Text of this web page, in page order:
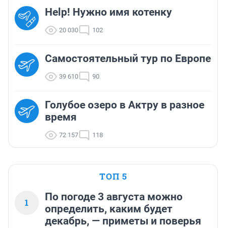
Help! Нужно имя котенку
20 030 102
Самостоятельный тур по Европе
39 610 90
Голубое озеро в Актру в разное
время
72 157 118
ТОП 5
1
По погоде 3 августа можно
определить, каким будет
декабрь, — приметы и поверья